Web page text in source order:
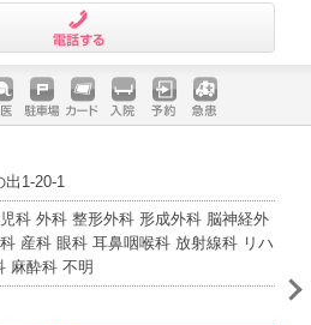
駐車場
クレジッ
入院 予約 急患
出1-20-1
科 外科 整形外科 形成外科 脳神経外
産科 眼科 耳鼻咽喉科 放射線科 リハ
麻酔科 不明